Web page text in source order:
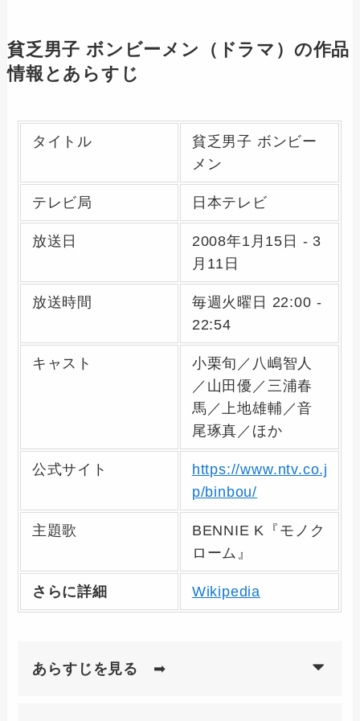
貧乏男子 ボンビーメン（ドラマ）の作品
情報とあらすじ
タイトル
貧乏男子 ボンビー
メン
テレビ局 日本テレビ
放送日
2008年1月15日 - 3
月11日
放送時間
毎週火曜日 22:00 -
22:54
キャスト
小栗旬／八嶋智人
／山田優／三浦春
馬／上地雄輔／音
尾琢真／ほか
公式サイト
https://www.ntv.co.j
p/binbou/
主題歌
BENNIE K『モノク
ローム』
さらに詳細 Wikipedia
あらすじを見る ➡